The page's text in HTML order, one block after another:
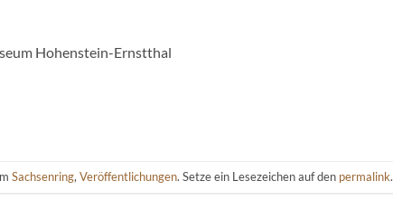
Hohenstein-Ernstthal
Sachsenring,Veröffentlichungen. Setze ein Lesezeichen auf den permalink.